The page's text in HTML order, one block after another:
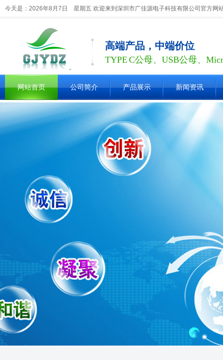
今天是：2026年8月7日 星期五 欢迎来到深圳市广佳源电子科技有限公司官方网
高端产品，中端价位
TYPE C公母、USB公母、
网站首页 公司简介 产品展示 新闻资讯